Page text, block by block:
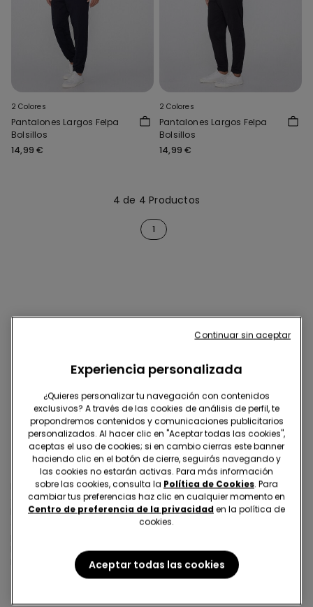
2 Colores
Pantalones Largos Felpa
Bolsillos
14,99 €
2 Colores
Pantalones Largos Felpa
Bolsillos
14,99 €
4 de 4 Productos
1
que estabas esperando para esta temporada. Modelos
largos de algodón, felpa o franela para hace deporte o
para estar por casa comodamente. Nunca ha sido tan
sencillo conseguir un look tan práctico y casual al
mismo tiempo.
Pantalones largos de deporte
En Tezenis disponemos de una gran variedad de diseños y
estilos deportivos. Desde pantalones largos con ribetes o
bandas laterales hasta modelos con tonos más neutros para
combinar fácilmente con el resto de tu
los lados e incluso traseros, cordón en la cintura y puños en el
bajo, ideales para tus actividades diarias.
Experiencia personalizada
¿Quieres personalizar tu navegación con contenidos
exclusivos? A través de las cookies de análisis de perfil, te
propondremos contenidos y comunicaciones publicitarios
personalizados. Al hacer clic en "Aceptar todas las cookies",
aceptas el uso de cookies; si en cambio cierras este banner
haciendo clic en el botón de cierre, seguirás navegando y
las cookies no estarán activas. Para más información
sobre las cookies, consulta la Política de Cookies. Para
cambiar tus preferencias haz clic en cualquier momento en
Centro de preferencia de la privacidad en la política de
cookies.
Aceptar todas las cookies
Continuar sin aceptar